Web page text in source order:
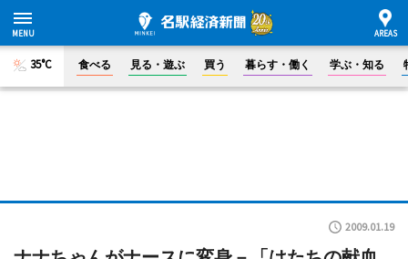
35°C 食べる 見る・遊ぶ 買う 暮らす・働く 学ぶ・知る
2009.01.19